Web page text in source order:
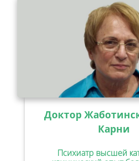
Доктор
Карни
Психиатр высшей